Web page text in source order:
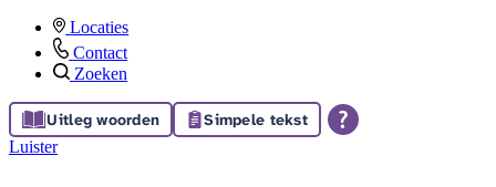
Locaties
Contact
Zoeken
Uitleg woorden Simpele tekst
Luister